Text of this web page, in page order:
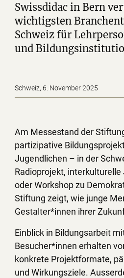
Swissdidac in Bern
wichtigsten
Schweiz für
und
Schweiz, 6. November 2025
Am Messestand der
partizipative
Jugendlichen – in der
Radioprojekt,
oder Workshop zu
Stiftung zeigt, wie junge
Gestalter*innen ihrer
Einblick in Bildungsarbeit
Besucher*innen erhalten
konkrete Projektformate,
und Wirkungsziele.